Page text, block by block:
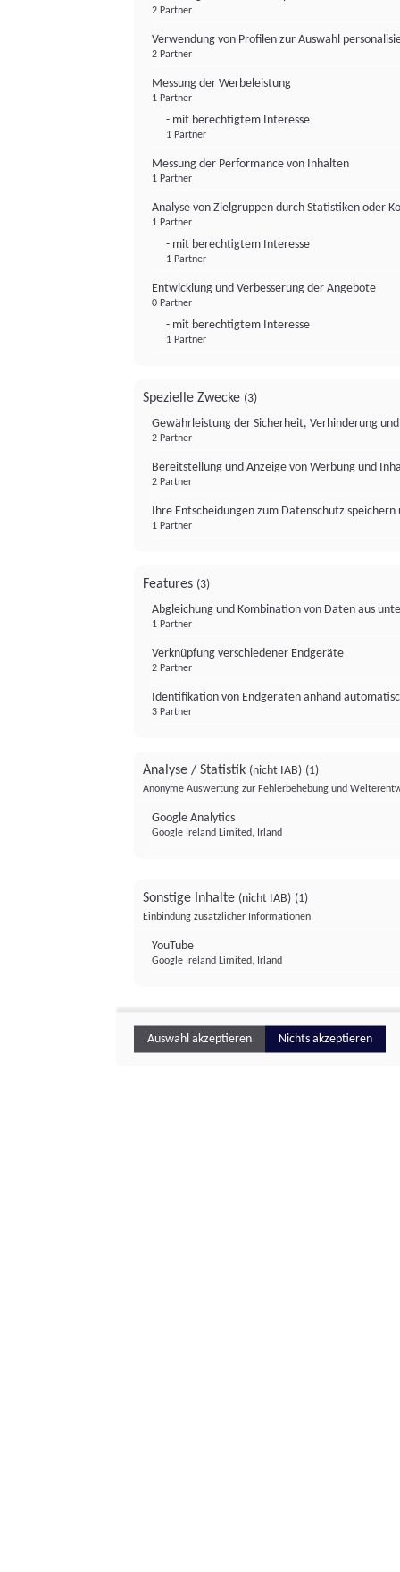
2 Partner
Verwendung von Profilen zur Auswahl
2 Partner
Messung der Werbeleistung
1 Partner
- mit berechtigtem Interesse
1 Partner
Messung der Performance von Inhalten
1 Partner
Analyse von Zielgruppen durch Statistiken oder
1 Partner
- mit berechtigtem Interesse
1 Partner
Entwicklung und Verbesserung der Angebote
0 Partner
- mit berechtigtem Interesse
1 Partner
Spezielle Zwecke (3)
Gewährleistung der Sicherheit, Verhinderung
2 Partner
Bereitstellung und Anzeige von Werbung und
2 Partner
Ihre Entscheidungen zum Datenschutz
1 Partner
Features (3)
Abgleichung und Kombination von Daten aus
1 Partner
Verknüpfung verschiedener Endgeräte
2 Partner
Identifikation von Endgeräten anhand
3 Partner
Analyse / Statistik (nicht IAB) (1)
Anonyme Auswertung zur Fehlerbehebung und
Google Analytics
Google Ireland Limited, Irland
Sonstige Inhalte (nicht IAB) (1)
Einbindung zusätzlicher Informationen
YouTube
Google Ireland Limited, Irland
Auswahl akzeptieren Nichts akzeptieren